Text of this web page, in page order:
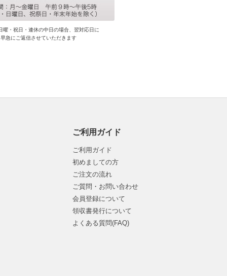
曜・祝日・連休の中日の場合、翌対応日に
早急にご返信させていただきます
ご利用ガイド
ご利用ガイド
初めましての方
ご注文の流れ
ご質問・お問い合わせ
会員登録について
領収書発行について
よくある質問(FAQ)